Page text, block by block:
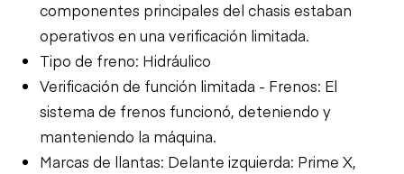
componentes principales del chasis estaban
operativos en una verificación limitada.
Tipo de freno: Hidráulico
Verificación de función limitada - Frenos: El
sistema de frenos funcionó, deteniendo y
manteniendo la máquina.
Marcas de llantas: Delante izquierda: Prime X,